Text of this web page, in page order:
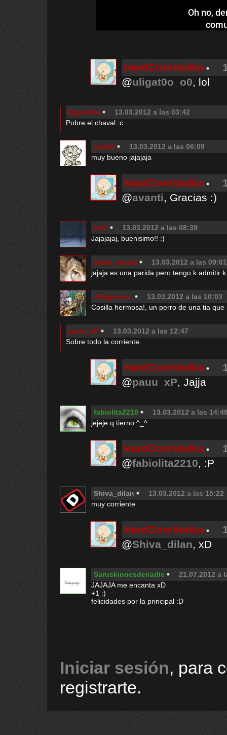
Oh no,
HardCoreVodka
@uligat0o_o0, lol
Egosmile
13.03.2012 a las 03:42
Pobre el chaval :c
avanti
13.03.2012 a las 06:09
muy bueno jajajaja
HardCoreVodka
@avanti, Gracias :)
lca7
13.03.2012 a las 08:39
Jajajajaj, buenisimo!! :)
maria_music
13.03.2012 a las 09:01
jajaja es una parida pero tengo k admitir
-Dragunov-
13.03.2012 a las 10:03
Cosilla hermosa!, un perro de una tia
pauu_xP
13.03.2012 a las 12:47
Sobre todo la corriente.
HardCoreVodka
@pauu_xP, Jajja
fabiolita2210
13.03.2012 a las
jejeje q tierno ^_^
HardCoreVodka
@fabiolita2210, :P
Shiva_dilan
13.03.2012 a las 15:22
muy corriente
HardCoreVodka
@Shiva_dilan, xD
Saruskinoesdenadie
21.07.2012 a
JAJAJA me encanta xD
+1 :)
felicidades por la principal :D
Iniciar sesión, para
registrarte.